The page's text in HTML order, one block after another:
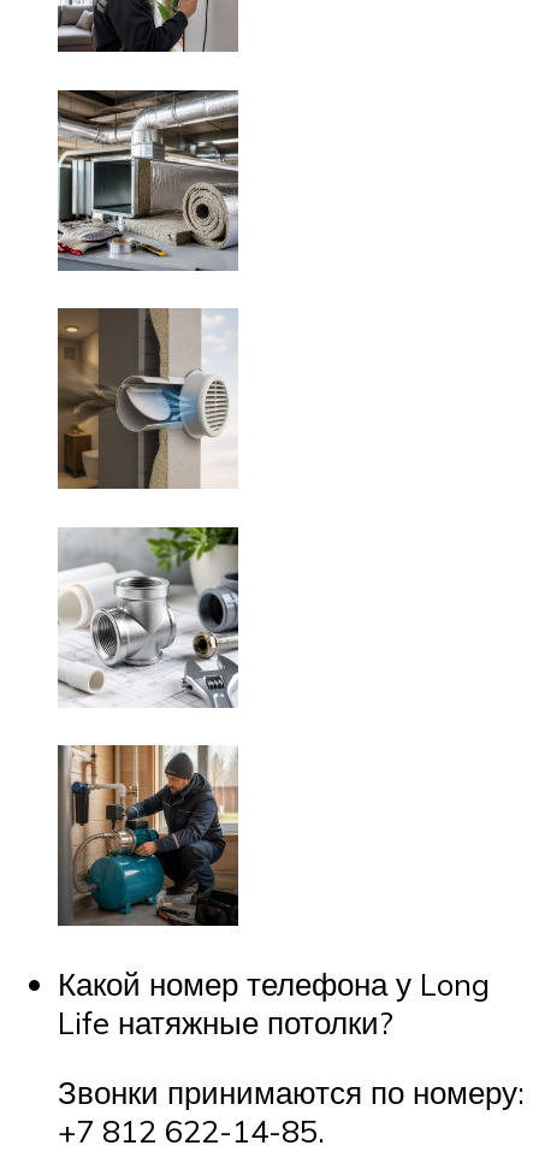
Какой номер телефона у Long
Life натяжные потолки?
Звонки принимаются по номеру:
+7 812 622-14-85.